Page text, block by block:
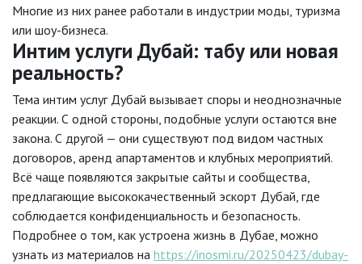
Многие из них ранее работали в индустрии моды, туризма
или шоу-бизнеса.
Интим услуги Дубай: табу или новая
реальность?
Тема интим услуг Дубай вызывает споры и неоднозначные
реакции. С одной стороны, подобные услуги остаются вне
закона. С другой — они существуют под видом частных
договоров, аренд апартаментов и клубных мероприятий.
Всё чаще появляются закрытые сайты и сообщества,
предлагающие высококачественный эскорт Дубай, где
соблюдается конфиденциальность и безопасность.
Подробнее о том, как устроена жизнь в Дубае, можно
узнать из материалов на https://inosmi.ru/20250423/dubay-